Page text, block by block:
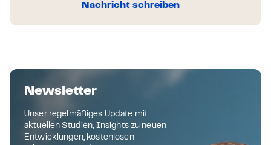
Nachricht schreiben
Newsletter
Unser regelmäßiges Update mit
aktuellen Studien, Insights zu neuen
Entwicklungen, kostenlosen